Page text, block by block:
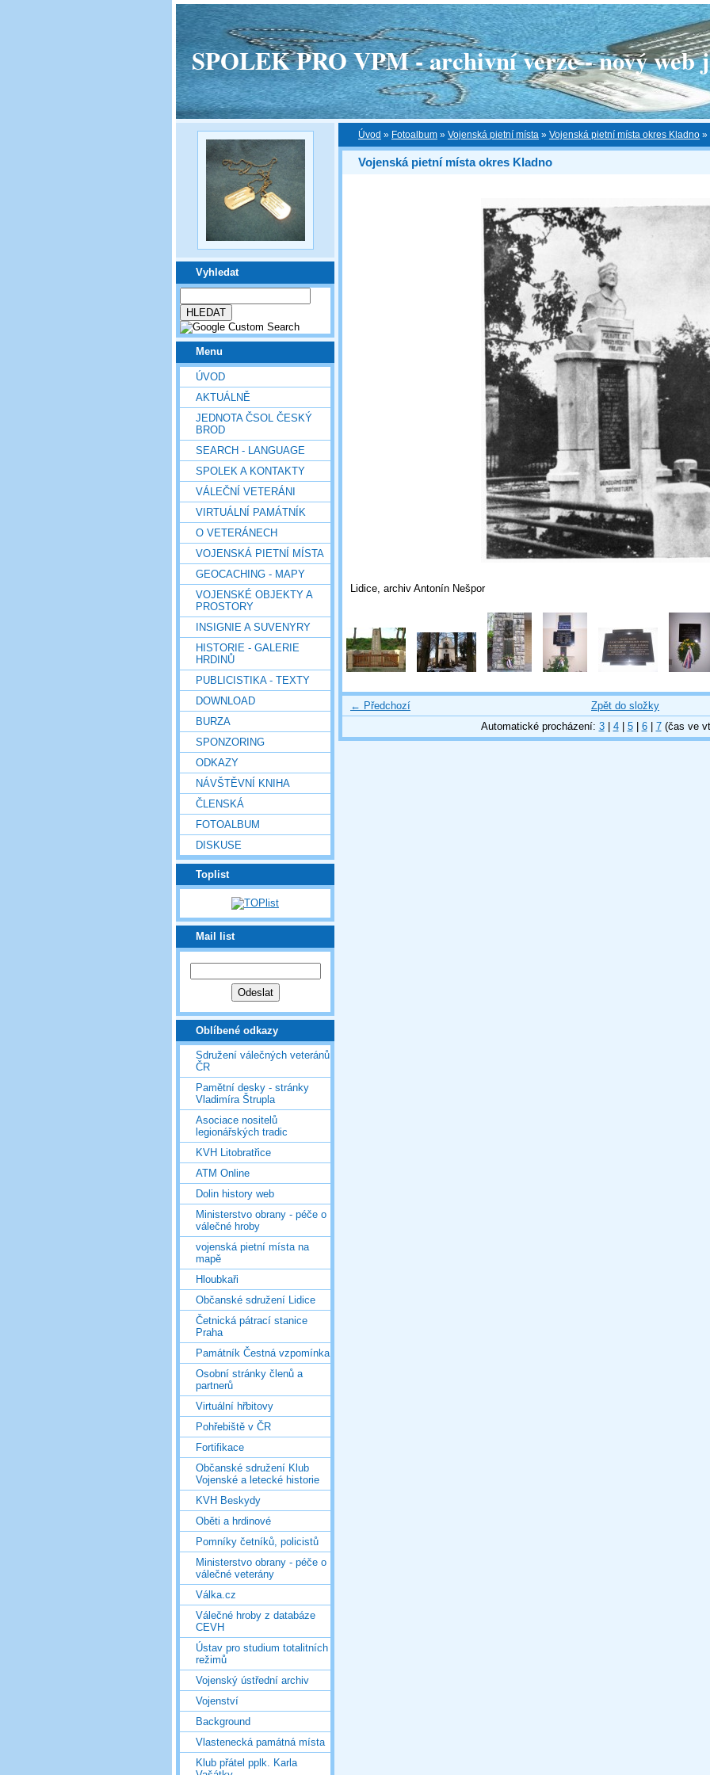
SPOLEK PRO VPM - archivní verze - nový web
Vyhledat
Menu
ÚVOD
AKTUÁLNĚ
JEDNOTA ČSOL ČESKÝ
BROD
SEARCH - LANGUAGE
SPOLEK A KONTAKTY
VÁLEČNÍ VETERÁNI
VIRTUÁLNÍ PAMÁTNÍK
O VETERÁNECH
VOJENSKÁ PIETNÍ MÍSTA
GEOCACHING - MAPY
VOJENSKÉ OBJEKTY A
PROSTORY
INSIGNIE A SUVENYRY
HISTORIE - GALERIE
HRDINŮ
PUBLICISTIKA - TEXTY
DOWNLOAD
BURZA
SPONZORING
ODKAZY
NÁVŠTĚVNÍ KNIHA
ČLENSKÁ
FOTOALBUM
DISKUSE
Toplist
Mail list
Oblíbené odkazy
Sdružení válečných veteránů
ČR
Pamětní desky - stránky
Vladimíra Štrupla
Asociace nositelů
legionářských tradic
KVH Litobratřice
ATM Online
Dolin history web
Ministerstvo obrany - péče o
válečné hroby
vojenská pietní místa na
mapě
Hloubkaři
Občanské sdružení Lidice
Četnická pátrací stanice
Praha
Památník Čestná vzpomínka
Osobní stránky členů a
partnerů
Virtuální hřbitovy
Pohřebiště v ČR
Fortifikace
Občanské sdružení Klub
Vojenské a letecké historie
KVH Beskydy
Oběti a hrdinové
Pomníky četníků, policistů
Ministerstvo obrany - péče o
válečné veterány
Válka.cz
Válečné hroby z databáze
CEVH
Ústav pro studium totalitních
režimů
Vojenský ústřední archiv
Vojenství
Background
Vlastenecká památná místa
Klub přátel pplk. Karla
Úvod » Fotoalbum » Vojenská pietní místa » Vojenská pietní místa okres Kladno »
Vojenská pietní místa okres Kladno
Lidice, archiv Antonín Nešpor
← Předchozí
Zpět do složky
Automatické procházení: 3| 4| 5| 6| 7(čas ve